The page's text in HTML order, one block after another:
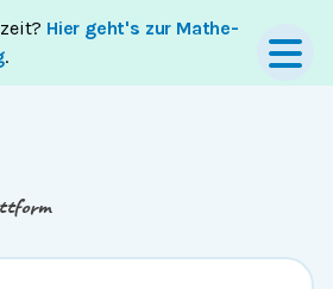
Hier geht's zur Mathe-
.
Footer